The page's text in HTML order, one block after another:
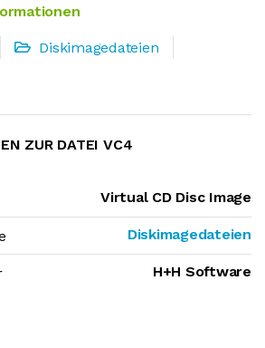
Diskimagedateien
ZUR DATEI VC4
Virtual CD Disc Image
Diskimagedateien
H+H Software